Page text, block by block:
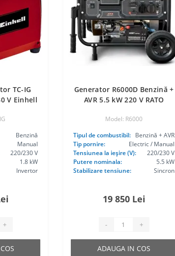
TC-IG
V Einhell
Benzină
Manual
220/230 V
1.8 kW
Invertor
+
Generator R6000D Benzină +
AVR 5.5 kW 220 V RATO
Model: R6000
Tipul de combustibil: Benzină + AVR
Tip pornire:
Electric / Manual
Tensiunea la ieşire (V):
220/230 V
Putere nominala:
5.5 kW
Stabilizare tensiune:
Sincron
19 850 Lei
- +
ADAUGA IN COS